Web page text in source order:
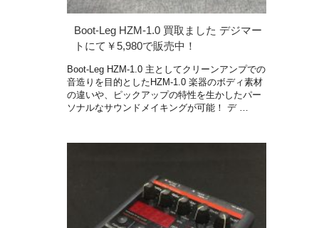
Boot-Leg HZM-1.0 買取ました デジマー
トにて￥5,980で販売中！
Boot-Leg HZM-1.0 主としてクリーンアンプでの
音造りを目的としたHZM-1.0 楽器のボディ素材
の違いや、ピックアップの特性を生かしたパー
ソナルなサウンドメイキングが可能！ デ …